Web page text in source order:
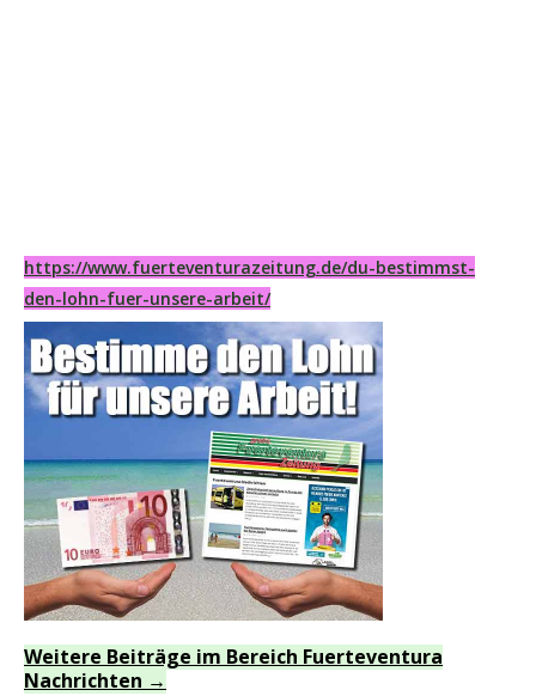
https://www.fuerteventurazeitung.de/du-bestimmst-
den-lohn-fuer-unsere-arbeit/
Weitere Beiträge im Bereich Fuerteventura
Nachrichten